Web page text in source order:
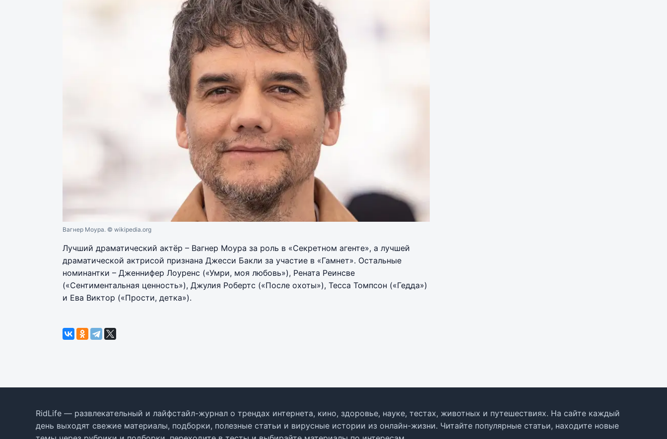
Вагнер Моура. © wikipedia.org
Лучший драматический актёр – Вагнер Моура за роль в «Секретном агенте», а лучшей
драматической актрисой признана Джесси Бакли за участие в «Гамнет». Остальные
номинантки – Дженнифер Лоуренс («Умри, моя любовь»), Рената Реинсве
(«Сентиментальная ценность»), Джулия Робертс («После охоты»), Тесса Томпсон («Гедда»)
и Ева Виктор («Прости, детка»).
RidLife — развлекательный и лайфстайл-журнал о трендах интернета, кино, здоровье, науке, тестах, животных и путешествиях. На сайте каждый
день выходят свежие материалы, подборки, полезные статьи и вирусные истории из онлайн-жизни. Читайте популярные статьи, находите новые